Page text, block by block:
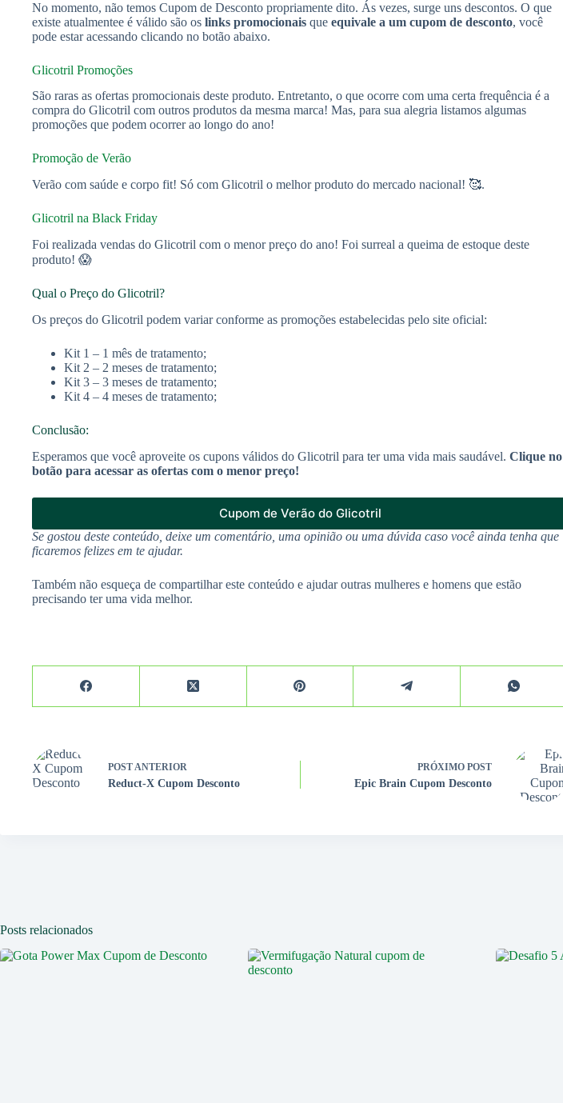
No momento, não temos Cupom de Desconto propriamente dito. Ás vezes, surge uns descontos. O que
existe atualmentee é válido são os links promocionais que equivale a um cupom de desconto, você
pode estar acessando clicando no botão abaixo.
Glicotril Promoções
São raras as ofertas promocionais deste produto. Entretanto, o que ocorre com uma certa frequência é a
compra do Glicotril com outros produtos da mesma marca! Mas, para sua alegria listamos algumas
promoções que podem ocorrer ao longo do ano!
Promoção de Verão
Verão com saúde e corpo fit! Só com Glicotril o melhor produto do mercado nacional! 🥰.
Glicotril na Black Friday
Foi realizada vendas do Glicotril com o menor preço do ano! Foi surreal a queima de estoque deste
produto! 😱
Qual o Preço do Glicotril?
Os preços do Glicotril podem variar conforme as promoções estabelecidas pelo site oficial:
Kit 1 – 1 mês de tratamento;
Kit 2 – 2 meses de tratamento;
Kit 3 – 3 meses de tratamento;
Kit 4 – 4 meses de tratamento;
Conclusão:
Esperamos que você aproveite os cupons válidos do Glicotril para ter uma vida mais saudável. Clique no
botão para acessar as ofertas com o menor preço!
Cupom de Verão do Glicotril
Se gostou deste conteúdo, deixe um comentário, uma opinião ou uma dúvida caso você ainda tenha que
ficaremos felizes em te ajudar.
Também não esqueça de compartilhar este conteúdo e ajudar outras mulheres e homens que estão
precisando ter uma vida melhor.
POSTANTERIOR
Reduct-X Cupom Desconto
PRÓXIMO POST
Epic Brain Cupom Desconto
Posts relacionados